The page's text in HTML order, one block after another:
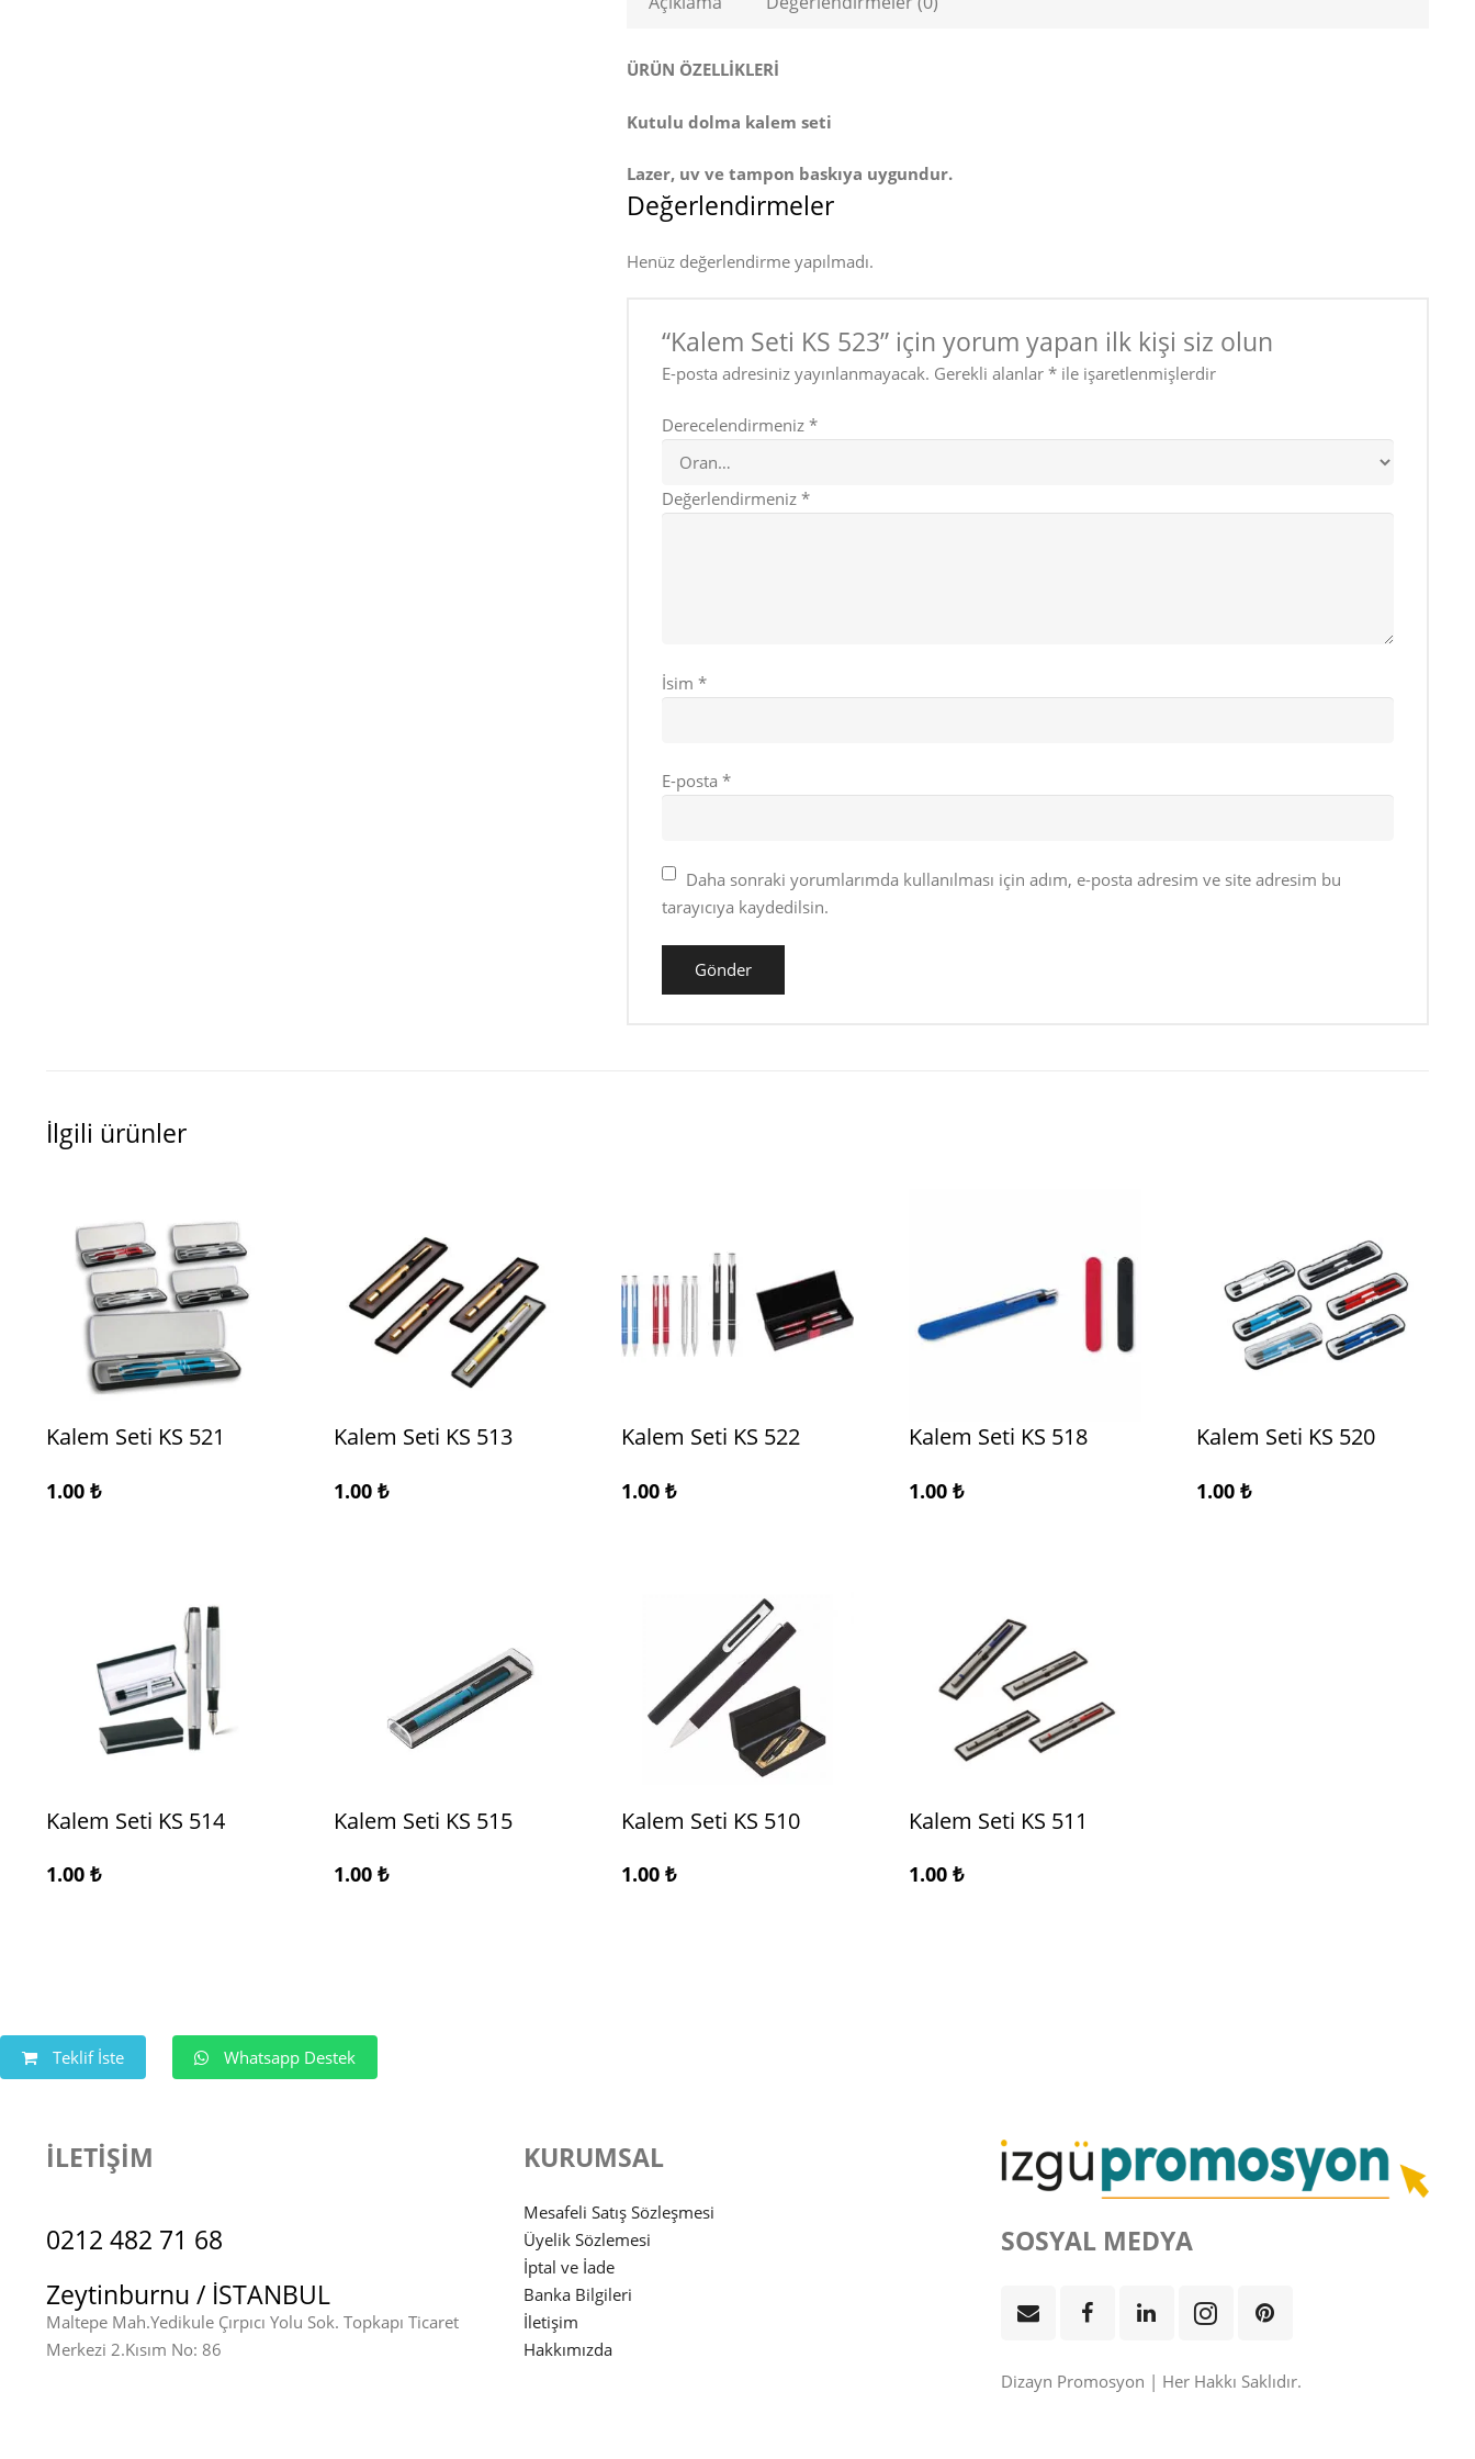
ÜRÜN ÖZELLİKLERİ
Kutulu dolma kalem seti
Lazer, uv ve tampon baskıya uygundur.
Değerlendirmeler
Henüz değerlendirme yapılmadı.
“Kalem Seti KS 523” için yorum yapan ilk kişi siz olun
E-posta adresiniz yayınlanmayacak. Gerekli alanlar* ile işaretlenmişlerdir
Derecelendirmeniz*
Değerlendirmeniz*
İsim*
E-posta*
Daha sonraki yorumlarımda kullanılması için adım, e-posta adresim ve site adresim bu
tarayıcıya kaydedilsin.
İlgili ürünler
Kalem Seti KS 521
1.00 ₺
Kalem Seti KS 513
1.00 ₺
Kalem Seti KS 522
1.00 ₺
Kalem Seti KS 518
1.00 ₺
Kalem Seti KS 520
1.00 ₺
Kalem Seti KS 514
1.00 ₺
Kalem Seti KS 515
1.00 ₺
Kalem Seti KS 510
1.00 ₺
Kalem Seti KS 511
1.00 ₺
Teklif İste Whatsapp Destek
İLETİŞİM
0212 482 71 68
Zeytinburnu / İSTANBUL
Maltepe Mah.Yedikule Çırpıcı Yolu Sok. Topkapı Ticaret
Merkezi 2.Kısım No: 86
KURUMSAL
Mesafeli Satış Sözleşmesi
Üyelik Sözlemesi
İptal ve İade
Banka Bilgileri
İletişim
Hakkımızda
SOSYAL MEDYA
Dizayn Promosyon | Her Hakkı Saklıdır.